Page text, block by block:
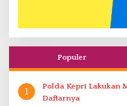
Populer
1
Polda Kepri Lakukan
Daftarnya